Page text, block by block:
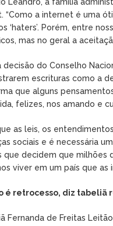
“Como a internet é uma
‘haters’. Porém, entre
mas no geral a
decisão do Conselho
escrituras como a
que alguns
felizes, nos amando e
as leis, os
sociais e é necessária
que decidem que milhões
viver em um país que as
é retrocesso, diz tabeliã
Fernanda de Freitas